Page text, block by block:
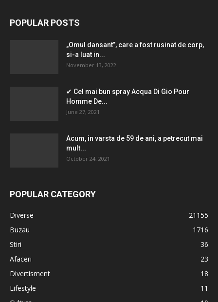
POPULAR POSTS
„Omul dansant”, care a fost rusinat de corp,
si-a luat in...
November 13, 2022
✔ Cel mai bun spray Acqua Di Gio Pour
Homme De...
June 27, 2021
Acum, in varsta de 59 de ani, a petrecut mai
mult...
October 24, 2021
POPULAR CATEGORY
Diverse
21155
Buzau
1716
Stiri
36
Afaceri
23
Divertisment
18
Lifestyle
11